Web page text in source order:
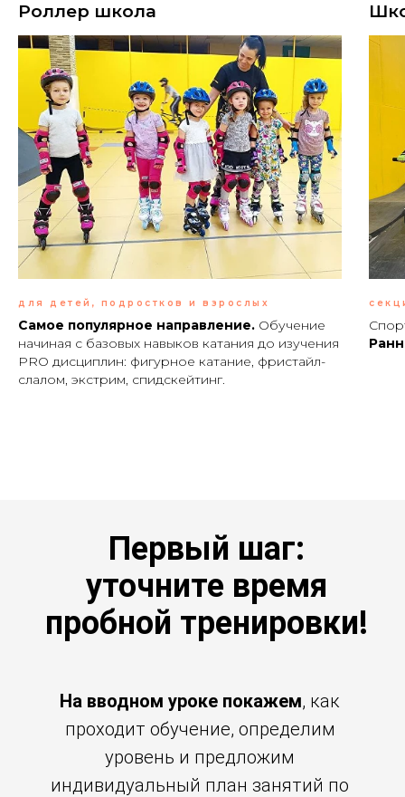
Роллер школа
для детей, подростков и взрослых
Самое популярное направление. Обучение
начиная с базовых навыков катания до изучения
PRO дисциплин: фигурное катание, фристайл-
слалом, экстрим, спидскейтинг.
Р
Первый шаг:
уточните время
пробной тренировки!
На вводном уроке покажем, как
проходит обучение, определим
уровень и предложим
индивидуальный план занятий по